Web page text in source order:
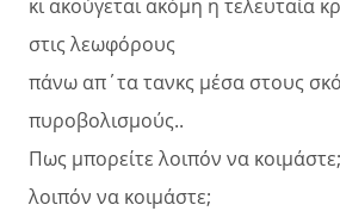
κι ακούγεται ακόμη η τελευταία
στις λεωφόρους
πάνω απ΄τα τανκς μέσα στους
πυροβολισμούς..
Πως μπορείτε λοιπόν να
λοιπόν να κοιμάστε;